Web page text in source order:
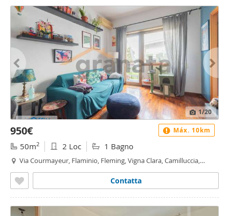
1/20
950€
50m2 2 Loc 1 Bagno
Via Courmayeur, Flaminio, Fleming, Vigna Clara, Camilluccia,
Contatta
Máx. 10km